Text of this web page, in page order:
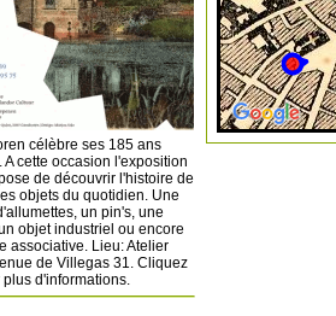
célèbre ses 185 ans
cette occasion l'exposition
de découvrir l'histoire de
objets du quotidien. Une
un pin's, une
objet industriel ou encore
associative. Lieu: Atelier
de Villegas 31. Cliquez
d'informations.